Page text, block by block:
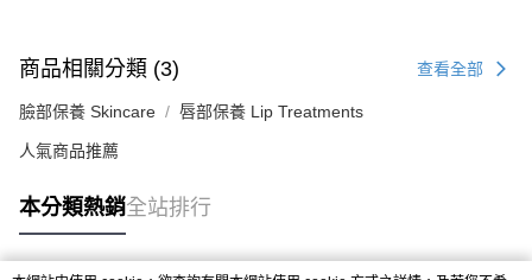
商品相關分類 (3) 查看全部
臉部保養 Skincare 唇部保養 Lip Treatments
人氣商品推薦
本分類熱銷全站排行